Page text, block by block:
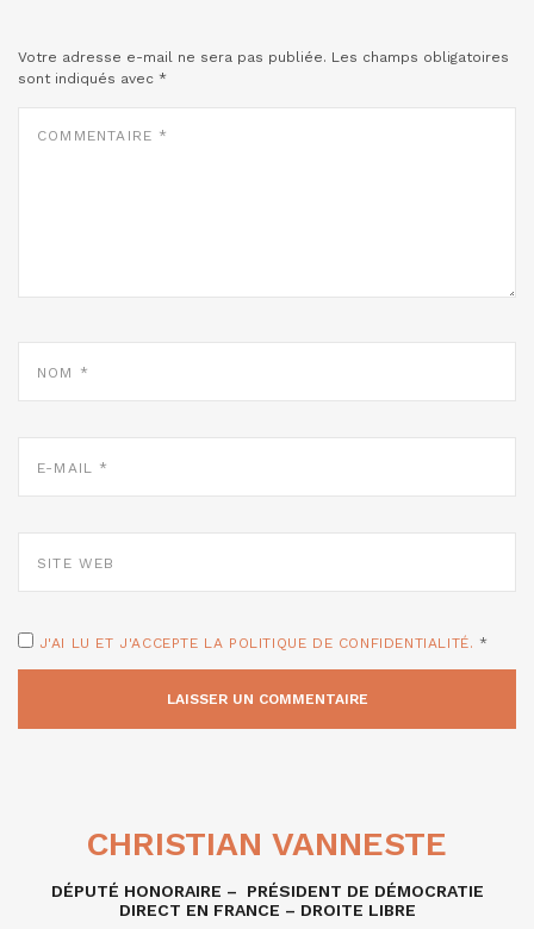
Votre adresse e-mail ne sera pas publiée. Les champs obligatoires
sont indiqués avec *
MAIL
WEB
J'AI LU ET J'ACCEPTE LA POLITIQUE DE CONFIDENTIALITÉ. *
CHRISTIAN VANNESTE
DÉPUTÉ HONORAIRE – PRÉSIDENT DE DÉMOCRATIE
DIRECT EN FRANCE – DROITE LIBRE